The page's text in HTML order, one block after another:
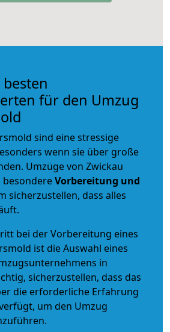
für den Umzug
sind eine stressige
wenn sie über große
Umzüge von Zwickau
Vorbereitung und
sicherzustellen, dass alles
bei der Vorbereitung eines
ist die Auswahl eines
in
sicherzustellen, dass das
die erforderliche Erfahrung
um den Umzug